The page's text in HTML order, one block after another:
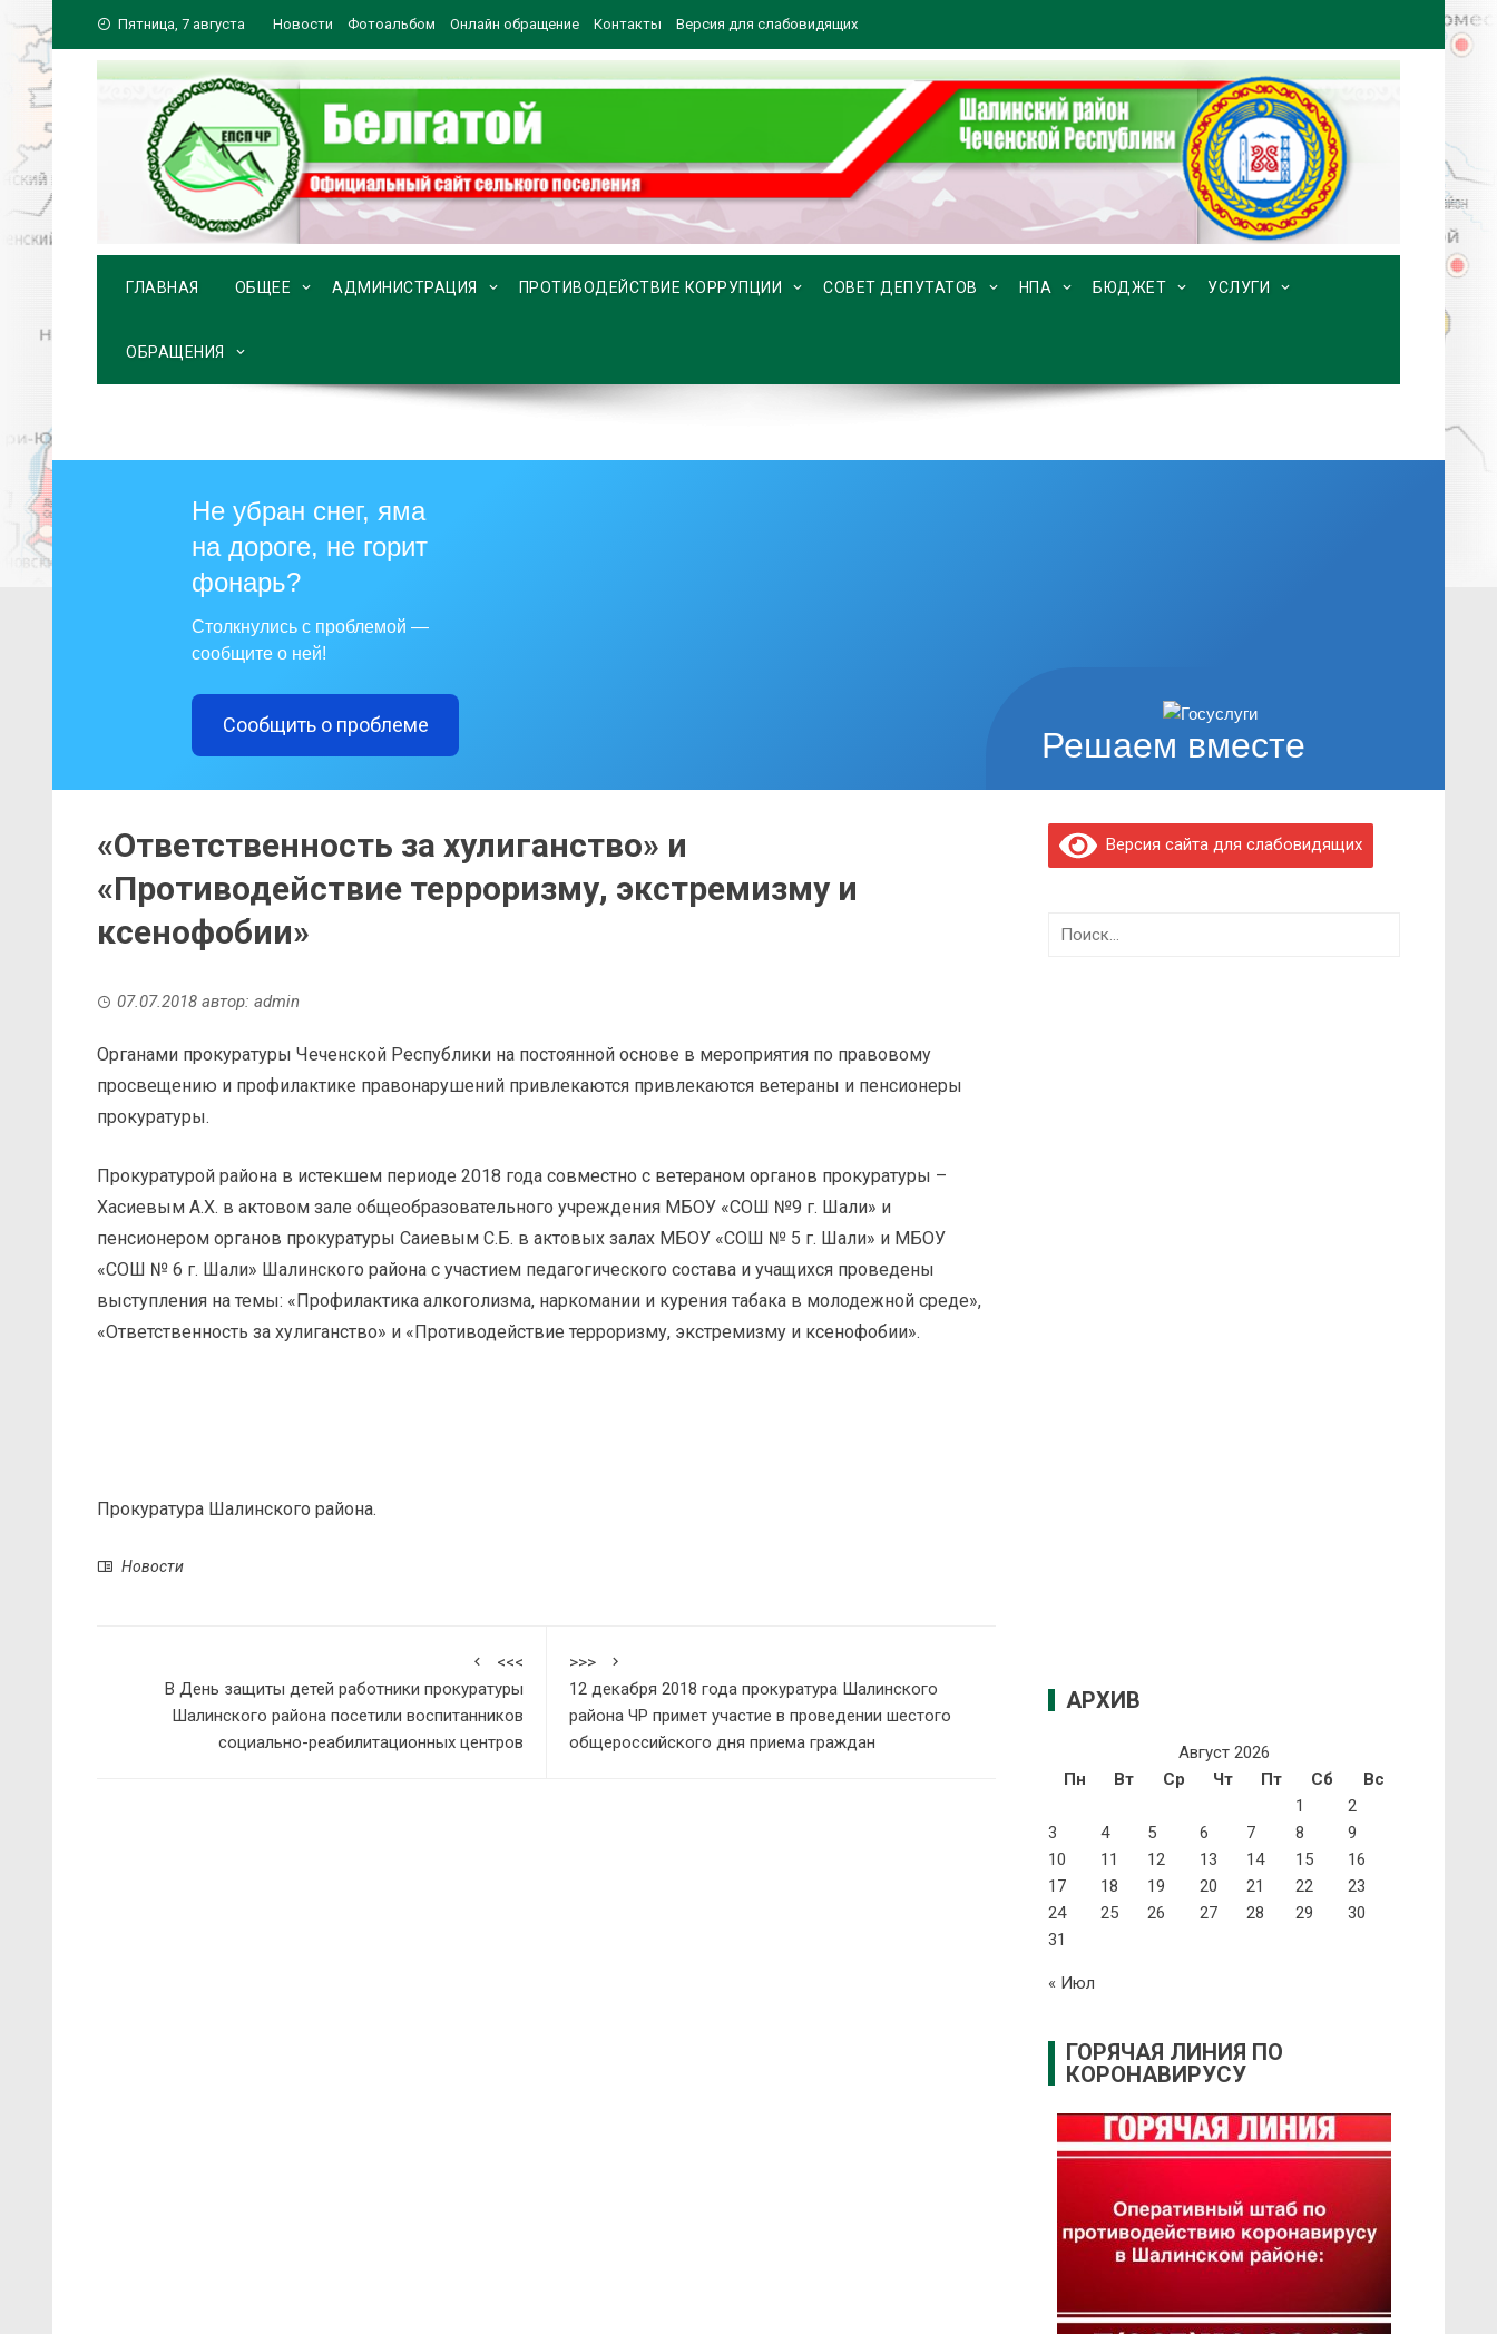
к
содержимому
Пятница, 7 августа Новости Фотоальбом Онлайн обращение Контакты Версия для слабовидящих
ГЛАВНАЯ ОБЩЕЕ АДМИНИСТРАЦИЯ ПРОТИВОДЕЙСТВИЕ КОРРУПЦИИ СОВЕТ ДЕПУТАТОВ НПА БЮДЖЕТ УСЛУГИ
ОБРАЩЕНИЯ
Решаем вместе
Не убран снег, яма
на дороге, не горит
фонарь?
Столкнулись с проблемой —
сообщите о ней!
Сообщить о проблеме
«Ответственность за хулиганство» и
«Противодействие терроризму, экстремизму и
ксенофобии»
07.07.2018 автор: admin
Органами прокуратуры Чеченской Республики на постоянной основе в мероприятия по правовому
просвещению и профилактике правонарушений привлекаются привлекаются ветераны и пенсионеры
прокуратуры.
Прокуратурой района в истекшем периоде 2018 года совместно с ветераном органов прокуратуры –
Хасиевым А.Х. в актовом зале общеобразовательного учреждения МБОУ «СОШ №9 г. Шали» и
пенсионером органов прокуратуры Саиевым С.Б. в актовых залах МБОУ «СОШ № 5 г. Шали» и МБОУ
«СОШ № 6 г. Шали» Шалинского района с участием педагогического состава и учащихся проведены
выступления на темы: «Профилактика алкоголизма, наркомании и курения табака в молодежной среде»,
«Ответственность за хулиганство» и «Противодействие терроризму, экстремизму и ксенофобии».
Прокуратура Шалинского района.
Новости
<<<
В День защиты детей работники прокуратуры
Шалинского района посетили воспитанников
социально-реабилитационных центров
>>>
12 декабря 2018 года прокуратура Шалинского
района ЧР примет участие в проведении шестого
общероссийского дня приема граждан
Версия сайта для слабовидящих
Найти:
АРХИВ
Август 2026
Пн
Вт Ср Чт Пт Сб
Вс
1
2
3
4 5 6 7 8
9
10
11 12 13 14 15
16
17
18 19 20 21 22
23
24
25 26 27 28 29
30
31
« Июл
ГОРЯЧАЯ ЛИНИЯ ПО
КОРОНАВИРУСУ